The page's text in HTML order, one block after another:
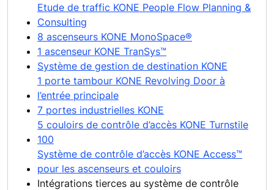
Etude de traffic KONE People Flow Planning &
Consulting
8 ascenseurs KONE MonoSpace®
1 ascenseur KONE TranSys™
Système de gestion de destination KONE
1 porte tambour KONE Revolving Door à
l’entrée principale
7 portes industrielles KONE
5 couloirs de contrôle d’accès KONE Turnstile
100
Système de contrôle d’accès KONE Access™
pour les ascenseurs et couloirs
Intégrations tierces au système de contrôle